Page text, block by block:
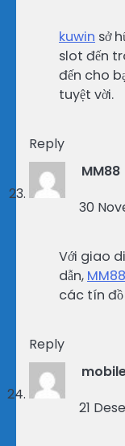
kuwin sở
slot đến
đến cho
tuyệt vời.
Reply
MM88
30
Với giao
dẫn, MM88
các tín
Reply
21